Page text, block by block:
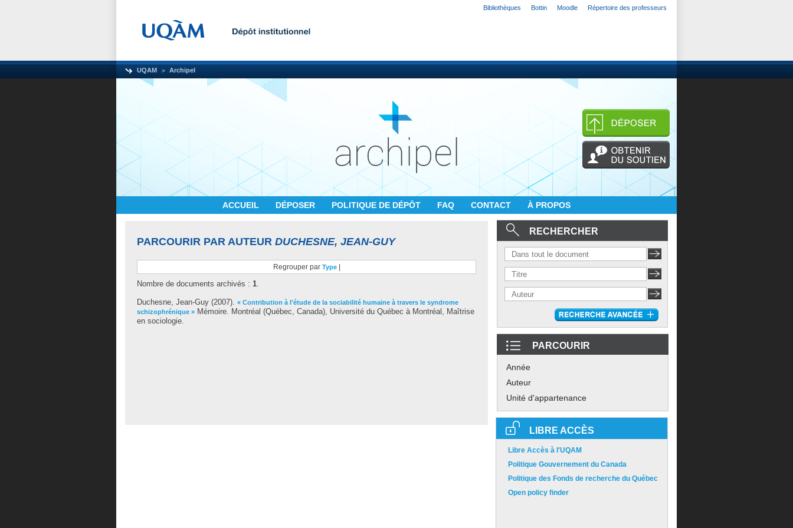
Bibliothèques Bottin Moodle Répertoire des professeurs
UQAM Archipel
ACCUEIL DÉPOSER POLITIQUE DE DÉPÔT FAQ CONTACT À PROPOS
PARCOURIR PAR AUTEUR DUCHESNE, JEAN-GUY
Regrouper par Type
Nombre de documents archivés : 1.
Duchesne, Jean-Guy (2007). « Contribution à l'étude de la sociabilité humaine à travers le syndrome
schizophrénique » Mémoire. Montréal (Québec, Canada), Université du Québec à Montréal, Maîtrise
en sociologie.
RECHERCHER
PARCOURIR
Année
Auteur
Unité d'appartenance
LIBRE ACCÈS
Libre Accès à l'UQAM
Politique Gouvernement du Canada
Politique des Fonds de recherche du Québec
Open policy finder